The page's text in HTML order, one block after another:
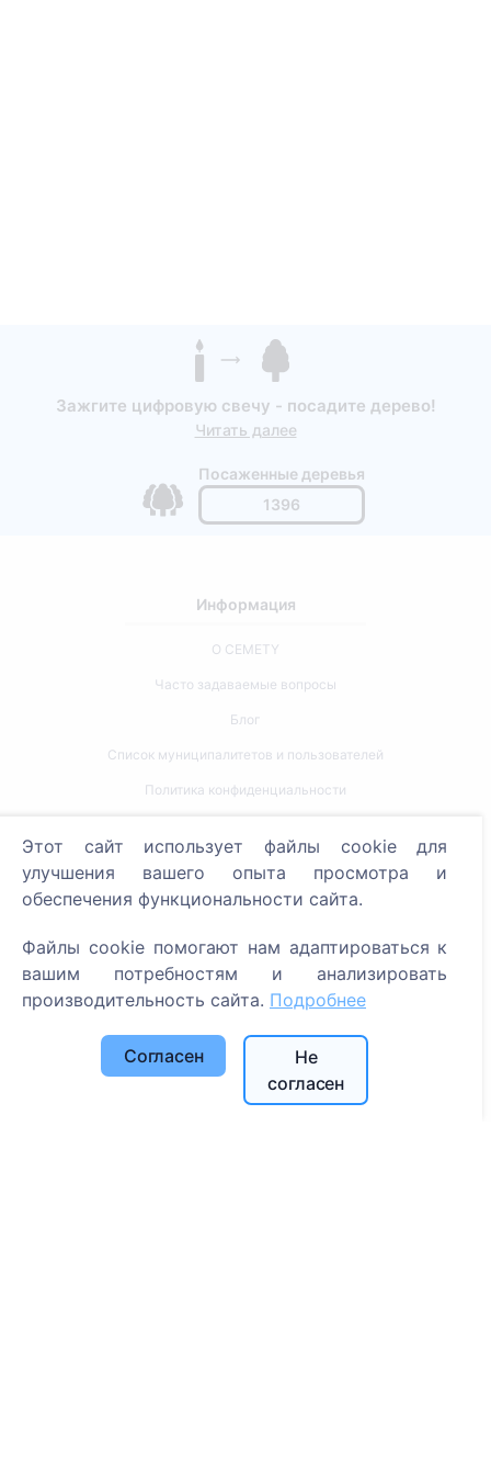
Зажгите цифровую свечу - посадите дерево!
Читать далее
Посаженные деревья
1396
Информация
О CEMETY
Часто задаваемые вопросы
Блог
Список муниципалитетов и пользователей
Политика конфиденциальности
Настройки cookie
Поиск
Поиск усопших
Услуги
Контакты
Этот сайт использует файлы cookie для
улучшения вашего опыта просмотра и
обеспечения функциональности сайта.
Файлы cookie помогают нам адаптироваться к
вашим потребностям и анализировать
производительность сайта. Подробнее
Согласен
Не
согласен